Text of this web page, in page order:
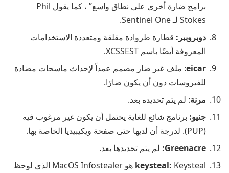
برامج ضارة أخرى على نطاق واسع” ، كما يقول Phil
Stokes لـ Sentinel One.
دوبروببر: قطارة طروادة مقلقة ومتعددة الاستخدامات
المعروفة أيضًا باسم XCSSEST.
eicar: ملف غير ضار مصمم عمداً لإحداث ماسحات مضادة
للفيروسات دون أن يكون ضارًا.
مرنة: لم يتم تحديده بعد.
جنيو: برنامج شائع للغاية يحتمل أن يكون غير مرغوب فيه
(PUP). لدرجة أن لديها حتى صفحة ويكيبيديا الخاصة بها.
Greenacre: لم يتم تحديدها بعد.
keysteal:
Keysteal هو MacOS Infostealer الذي لوحظ